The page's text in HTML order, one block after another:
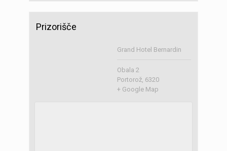
Prizorišče
Grand Hotel Bernardin
Obala 2
Portorož, 6320
+ Google Map